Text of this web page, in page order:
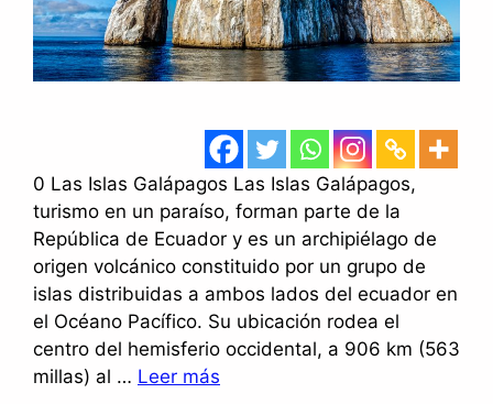
0 Las Islas Galápagos Las Islas Galápagos,
turismo en un paraíso, forman parte de la
República de Ecuador y es un archipiélago de
origen volcánico constituido por un grupo de
islas distribuidas a ambos lados del ecuador en
el Océano Pacífico. Su ubicación rodea el
centro del hemisferio occidental, a 906 km (563
millas) al … Leer más